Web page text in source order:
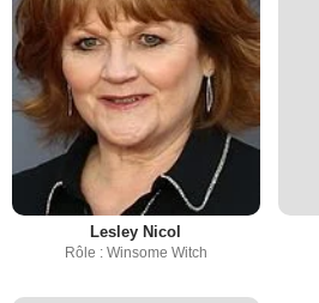
Lesley Nicol
Rôle : Winsome Witch